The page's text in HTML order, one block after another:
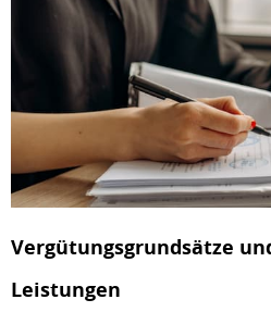
Vergütungsgrundsätze
Leistungen